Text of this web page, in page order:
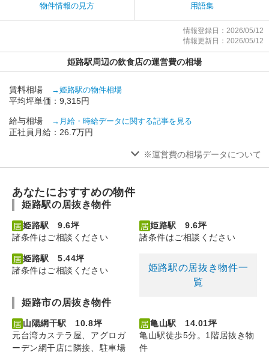
物件情報の見方 用語集
情報登録日：2026/05/12
情報更新日：2026/05/12
姫路駅周辺の飲食店の運営費の相場
賃料相場 →姫路駅の物件相場
平均坪単価：9,315円
給与相場 →月給・時給データに関する記事を見る
正社員月給：26.7万円
※運営費の相場データについて
あなたにおすすめの物件
姫路駅の居抜き物件
姫路駅 9.6坪
諸条件はご相談ください
姫路駅 9.6坪
諸条件はご相談ください
姫路駅 5.44坪
諸条件はご相談ください
姫路駅の居抜き物件一
覧
姫路市の居抜き物件
山陽網干駅 10.8坪
元台湾カステラ屋、アグロガ
ーデン網干店に隣接、駐車場
亀山駅 14.01坪
亀山駅徒歩5分。1階居抜き物
件